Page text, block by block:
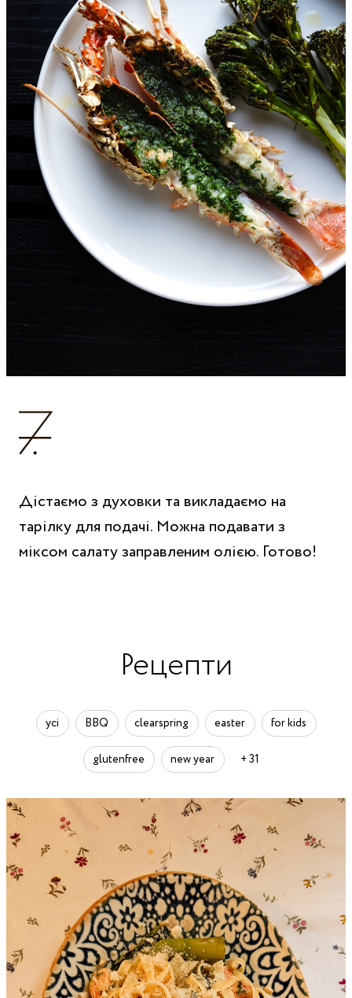
Дістаємо з духовки та викладаємо на
тарілку для подачі. Можна подавати з
міксом салату заправленим олією. Готово!
Рецепти
усі BBQ clearspring easter for kids
glutenfree new year + 31